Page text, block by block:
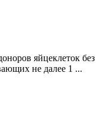
яйцеклеток без
не далее 1 ...